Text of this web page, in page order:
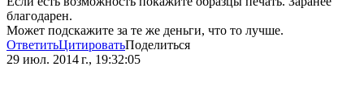
благодарен.
Может подскажите за те же деньги, что то лучше.
ОтветитьЦитироватьПоделиться
29 июл. 2014 г., 19:32:05